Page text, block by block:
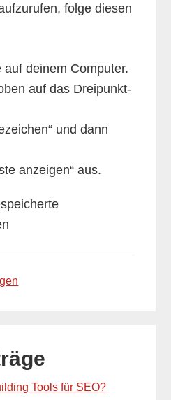
folge diesen
auf deinem Computer.
auf das Dreipunkt-
und dann
anzeigen“ aus.
Tools für SEO?